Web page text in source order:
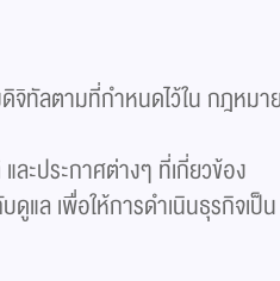
ทัลตามที่กำหนดไว้ใน กฎหมาย
ะประกาศต่างๆ ที่เกี่ยวข้อง
แล เพื่อให้การดำเนินธุรกิจเป็น